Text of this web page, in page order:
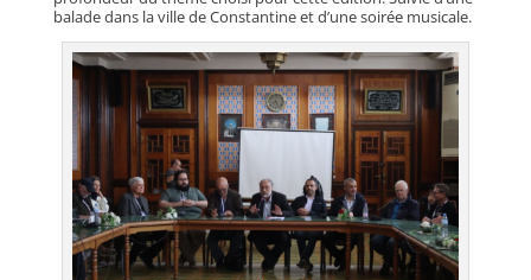
balade dans la ville de Constantine et d’une soirée musicale.